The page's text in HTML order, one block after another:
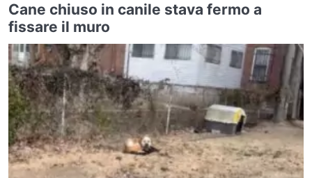
Cane chiuso in canile stava fermo a
fissare il muro